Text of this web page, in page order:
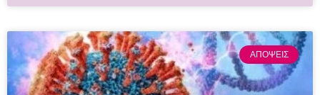
ΑΠΟΨΕΙΣ